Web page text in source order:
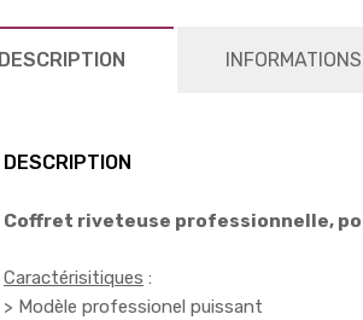
DESCRIPTION
DESCRIPTION
Coffret riveteuse professionnelle,
Caractérisitiques :
> Modèle professionel puissant